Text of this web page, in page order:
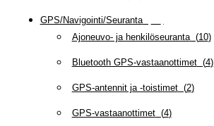
GPS/Navigointi/Seuranta(
Ajoneuvo- ja henkilöseuranta(10)
Bluetooth GPS-vastaanottimet(4)
GPS-antennit ja -toistimet(2)
GPS-vastaanottimet(4)